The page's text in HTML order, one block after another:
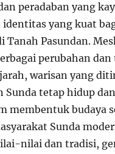
peradaban yang
yang kuat
Tanah Pasundan.
perubahan
warisan yang
Sunda tetap hidup
membentuk budaya
Sunda
nilai dan tradisi,